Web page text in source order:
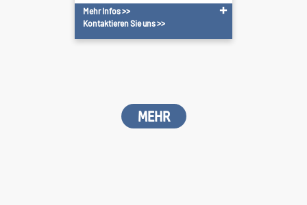
Mehr Infos >>
Kontaktieren Sie uns >>
MEHR